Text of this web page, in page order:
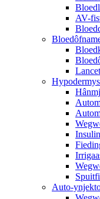
AV-
Lancet
Auto-